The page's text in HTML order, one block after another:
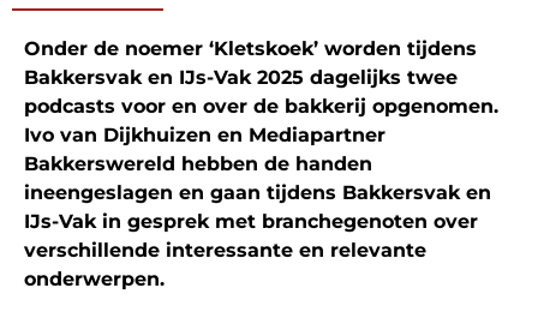
Onder de noemer ‘Kletskoek’ worden tijdens
Bakkersvak en IJs-Vak 2025 dagelijks twee
podcasts voor en over de bakkerij opgenomen.
Ivo van Dijkhuizen en Mediapartner
Bakkerswereld hebben de handen
ineengeslagen en gaan tijdens Bakkersvak en
IJs-Vak in gesprek met branchegenoten over
verschillende interessante en relevante
onderwerpen.